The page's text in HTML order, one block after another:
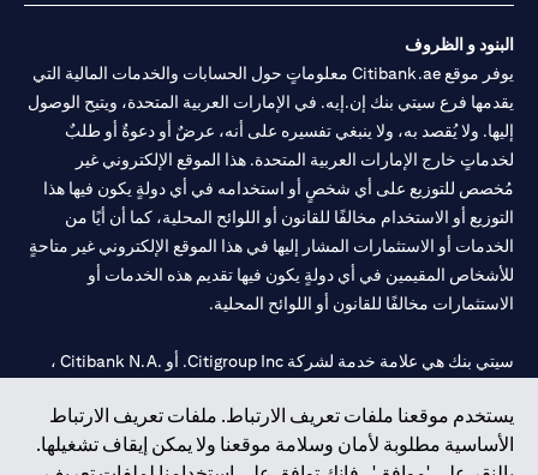
يستخدم موقعنا ملفات تعريف الارتباط. ملفات تعريف الارتباط
الأساسية مطلوبة لأمان وسلامة موقعنا ولا يمكن إيقاف تشغيلها.
البنود و الظروف
يوفر موقع Citibank.ae معلوماتٍ حول الحسابات والخدمات المالية التي
يقدمها فرع سيتي بنك إن.إيه. في الإمارات العربية المتحدة، ويتيح الوصول
إليها. ولا يُقصد به، ولا ينبغي تفسيره على أنه، عرضٌ أو دعوةٌ أو طلبٌ
لخدماتٍ خارج الإمارات العربية المتحدة. هذا الموقع الإلكتروني غير
مُخصص للتوزيع على أي شخصٍ أو استخدامه في أي دولةٍ يكون فيها هذا
التوزيع أو الاستخدام مخالفًا للقانون أو اللوائح المحلية، كما أن أيًا من
الخدمات أو الاستثمارات المشار إليها في هذا الموقع الإلكتروني غير متاحةٍ
للأشخاص المقيمين في أي دولةٍ يكون فيها تقديم هذه الخدمات أو
الاستثمارات مخالفًا للقانون أو اللوائح المحلية.
سيتي بنك هي علامة خدمة لشركة Citigroup Inc. أو .Citibank N.A ،
سيتي بنك إن. إيه. الإمارات مسجل لدى مصرف الإمارات المركزي تحت